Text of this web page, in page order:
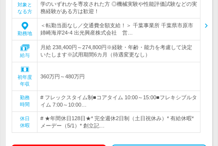
対象と
なる方
学のいずれかを専攻された方 ◎機械実験や性能評価試験などの実
務経験がある方は歓迎！
勤務地
＜転勤当面なし／交通費全額支給！＞ 千葉事業所 千葉県市原市
姉崎海岸24-4 出光興産株式会社 営…
給与
月給 238,400円～274,800円※経験・年齢・能力を考慮して決定
いたします※試用期間6カ月（待遇変更なし）
初年度
年収
360万円～480万円
勤務
時間
# フレックスタイム制■コアタイム 10:00～15:00■フレキシブルタ
イム 7:00～10:00…
休日
休暇
# ★年間休日128日★* 完全週休2日制（土日祝休み）* 有給休暇*
メーデー（5/1）* 創立記…